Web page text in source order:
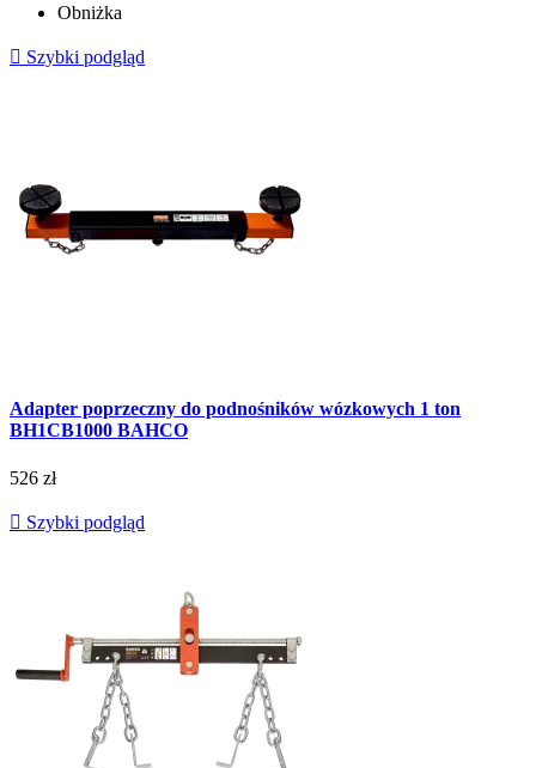
Obniżka
 Szybki podgląd
Adapter poprzeczny do podnośników wózkowych 1 ton
BH1CB1000 BAHCO
526 zł
 Szybki podgląd